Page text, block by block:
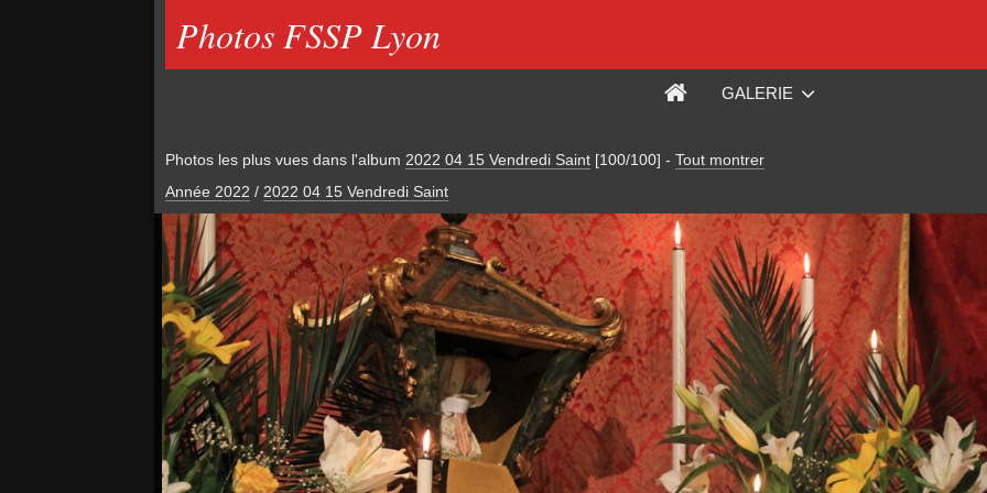
Photos FSSP Lyon
GALERIE
Photos les plus vues dans l'album 2022 04 15 Vendredi Saint [100/100] - Tout montrer
Année 2022 / 2022 04 15 Vendredi Saint